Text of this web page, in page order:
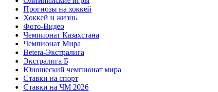
Прогнозы на хоккей
Хоккей и жизнь
Фото-Видео
Чемпионат Казахстана
Чемпионат Мира
Betera-Экстралига
Экстралига Б
Юношеский чемпионат мира
Ставки на спорт
Ставки на ЧМ 2026